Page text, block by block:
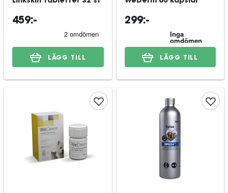
459:-
LÄGG TILL
299:-
LÄGG TILL